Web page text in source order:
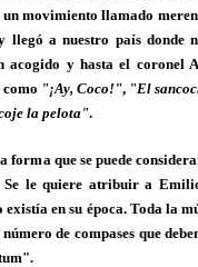
movimiento llamado
llegó a nuestro país donde
acogido y hasta el coronel
"¡Ay, Coco!", "El
la pelota".
forma que se puede
Se le quiere atribuir a
en su época. Toda la
de compases que